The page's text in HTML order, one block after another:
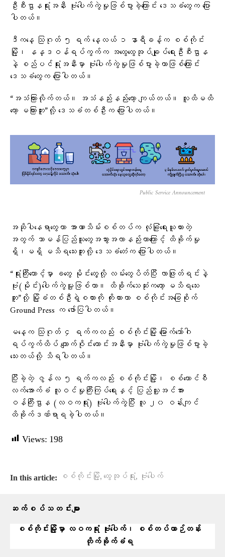
ဦးစီးဌာနရုံးအနီး ဗုံးပေါက်ကွဲမှုဖြစ်ပွားခဲ့ကြောင်း ဒေသခံတွေက ပြော
ပါတယ်။
ဒီကနေ့ သြဂုတ် ၅ ရက် နေ့လယ် ၁ နာရီခန့်က စစ်ကိုင်း
မြို့၊ နန္ဒဝန်ရပ်ကွက်က အထွေထွေအုပ်ချုပ်ရေးဦးစီးဌာန
နဲ့ စည်ပင်ရုံးအနီးမှာ ဗုံးပေါက်ကွဲမှုဖြစ်ပွားခဲ့တာဖြစ်ကြောင်း
ဒေသခံတွေက ပြောပါတယ်။
“အသံကြားလိုက်တယ်။ အသံနည်းနည်းတော့ ကျယ်တယ်။ လူထိမထိ
တော့ မကြားဘူး”လို့ ဒေသခံတစ်ဦးက ပြောပါတယ်။
Public Service Announcement
အဆိုပါနေရာတွေဟာ အာဏာသိမ်းစစ်တပ်က လုံခြုံရေးယူထားတဲ့
အတွက် သာမန်ပြည်သူတွေအသွားအလာနည်းတာကြောင့် ထိခိုက်မှု
ရှိ၊မရှိ မသိရသေးဘူးလို့ ဒေသခံ​တေံက ပြောပါတယ်။
“ရုံးကြီးထောင့်မှာ ခတွေ မိုင်းတွေ့လို့ လမ်းတွေပိတ်ပြီး လာဖြုတ်ရင်းနဲ့
ဗုံး(မိုင်း)ပေါက်ကွဲမူ့ဖြစ်တာ။ ထိခိုက်သေဆုံးကတော့ မသိရသေး
ဘူး”လို့ မြို့ခံတစ်ဦးရဲ့စကားကို ကိုးကားကာ စစ်ကိုင်းအခြေစိုက်
Ground Press က ဖော်ပြပါတယ်။
မနေ့က သြဂုတ် ၄ ရက်ကလည်း စစ်ကိုင်းမြို့ မြောက်ဘော်ဂါ
ရပ်ကွက်ထိပ် ကျောက်ဝိုင်းဟောင်းအနီးမှာ ဗုံးပေါက်ကွဲမှုဖြစ်ပွားခဲ့
သေးတယ်လို့ သိရပါတယ်။
ပြီးခဲ့တဲ့ ဇွန်လ ၅ ရက်ကလည်း စစ်ကိုင်းမြို့၊ စစ်ကောင်စီ
လက်အောက်ခံ လူဝင်မှုကြီးကြပ်ရေးနှင့် ပြည်သူ့အင်အား
ဝန်ကြီးဌာန (လဝကရုံး) ဗုံးပေါက်ကွဲပြီး လူ ၂၀ ဝန်းကျင်
ထိခိုက်ဒဏ်ရာရခဲ့ပါတယ်။
Views: 198
In this article: စစ်ကိုင်းမြို့, ထွေအုပ်ရုံး, ဗုံးပေါက်
ဆက်စပ်သတင်းများ
စစ်ကိုင်းမြို့မှာ လဝကရုံး ဗုံးပေါက်၊ စစ်တပ်ယာဉ်တန်း
တိုက်ခိုက်ခံရ